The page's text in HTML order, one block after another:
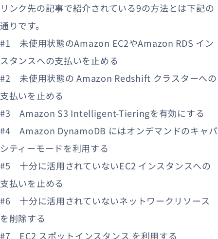
リンク先の記事で紹介されている9の方法とは下記の
通りです。
#1 未使用状態のAmazon EC2やAmazon RDS イン
スタンスへの支払いを止める
#2 未使用状態の Amazon Redshift クラスターへの
支払いを止める
#3 Amazon S3 Intelligent-Tieringを有効にする
#4 Amazon DynamoDB にはオンデマンドのキャパ
シティーモードを利用する
#5 十分に活用されていないEC2 インスタンスへの
支払いを止める
#6 十分に活用されていないネットワークリソース
を削除する
#7 EC2 スポットインスタンス を利用する